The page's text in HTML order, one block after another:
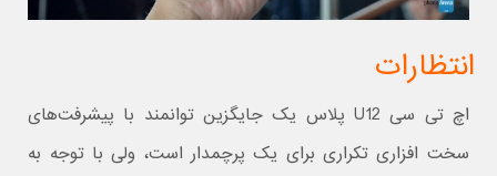
انتظارات
اچ تی سی U12 پلاس یک جایگزین توانمند با پیشرفت‌های
سخت افزاری تکراری برای یک پرچمدار است، ولی با توجه به